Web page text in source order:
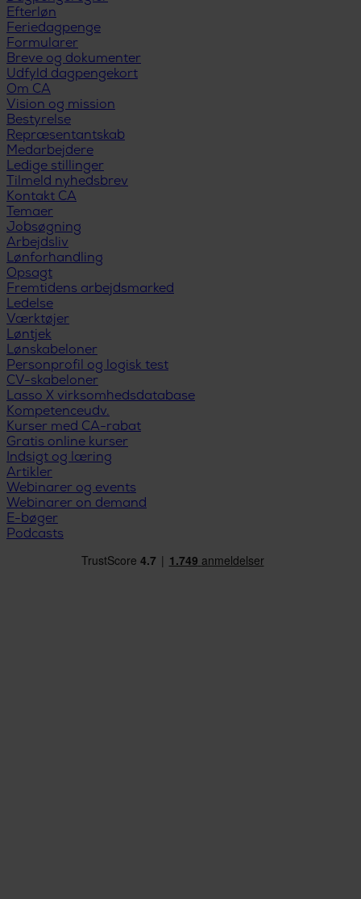
Efterløn
Feriedagpenge
Formularer
Breve og dokumenter
Udfyld dagpengekort
Om CA
Vision og mission
Bestyrelse
Repræsentantskab
Medarbejdere
Ledige stillinger
Tilmeld nyhedsbrev
Kontakt CA
Temaer
Jobsøgning
Arbejdsliv
Lønforhandling
Opsagt
Fremtidens arbejdsmarked
Ledelse
Værktøjer
Løntjek
Lønskabeloner
Personprofil og logisk test
CV-skabeloner
Lasso X virksomhedsdatabase
Kompetenceudv.
Kurser med CA-rabat
Gratis online kurser
Indsigt og læring
Artikler
Webinarer og events
Webinarer on demand
E-bøger
Podcasts